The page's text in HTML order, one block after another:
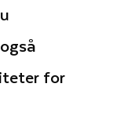
for